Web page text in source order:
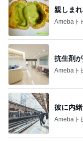
親しま
Amebaト
抗生剤
Amebaト
彼に内
Amebaト